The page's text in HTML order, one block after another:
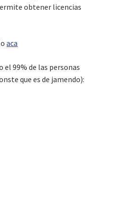
obtener licencias
aca
el 99% de las personas
que es de jamendo):